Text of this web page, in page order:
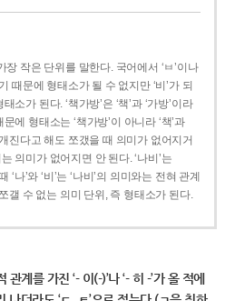
장 작은 단위를 말한다. 국어에서 ‘ㅂ’이나
때문에 형태소가 될 수 없지만 ‘비’가 되
소가 된다. ‘책가방’은 ‘책’과 ‘가방’이라
에 형태소는 ‘책가방’이 아니라 ‘책’과
진다고 해도 쪼갰을 때 의미가 없어지거
의미가 없어지면 안 된다. ‘나비’는
‘나’와 ‘비’는 ‘나비’의 의미와는 전혀 관계
갤 수 없는 의미 단위, 즉 형태소가 된다.
관계를 가진 ‘- 이(-)’나 ‘- 히 -’가 올 적에